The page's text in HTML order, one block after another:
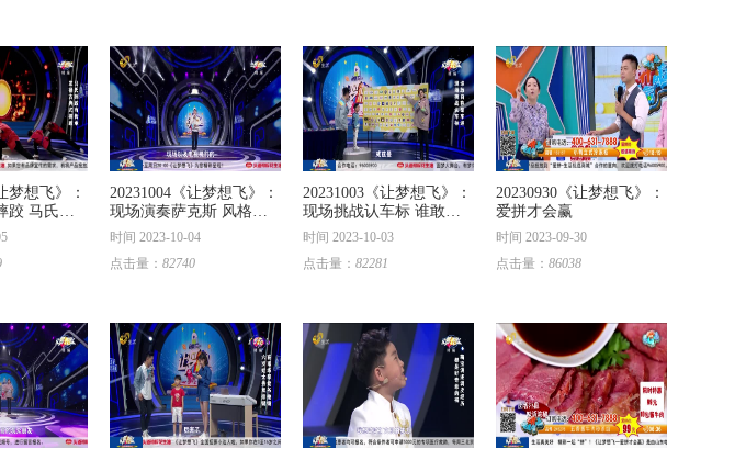
梦想飞》：
跤 马氏摔
20231004《让梦想飞》：
现场演奏萨克斯 风格多
变旋律优美
时间 2023-10-04
点击量： 82740
20231003《让梦想飞》：
现场挑战认车标 谁敢自
称是车迷
时间 2023-10-03
点击量： 82281
20230930《让梦想飞》：
爱拼才会赢
时间 2023-09-30
点击量： 86038